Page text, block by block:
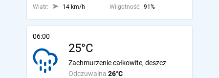
Wiatr:
14 km/h Wilgotność: 91%
06:00
25°C
Odczuwalna 26°C
Zachmurzenie całkowite, deszcz